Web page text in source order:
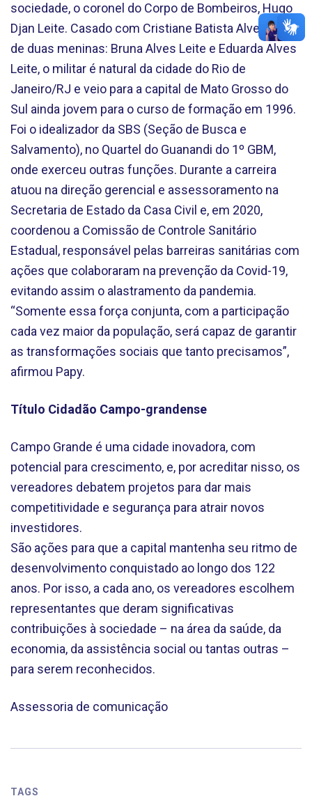
sociedade, o coronel do Corpo de Bombeiros, Hugo
Djan Leite. Casado com Cristiane Batista Alves e pai
de duas meninas: Bruna Alves Leite e Eduarda Alves
Leite, o militar é natural da cidade do Rio de
Janeiro/RJ e veio para a capital de Mato Grosso do
Sul ainda jovem para o curso de formação em 1996.
Foi o idealizador da SBS (Seção de Busca e
Salvamento), no Quartel do Guanandi do 1º GBM,
onde exerceu outras funções. Durante a carreira
atuou na direção gerencial e assessoramento na
Secretaria de Estado da Casa Civil e, em 2020,
coordenou a Comissão de Controle Sanitário
Estadual, responsável pelas barreiras sanitárias com
ações que colaboraram na prevenção da Covid-19,
evitando assim o alastramento da pandemia.
“Somente essa força conjunta, com a participação
cada vez maior da população, será capaz de garantir
as transformações sociais que tanto precisamos”,
afirmou Papy.
Título Cidadão Campo-grandense
Campo Grande é uma cidade inovadora, com
potencial para crescimento, e, por acreditar nisso, os
vereadores debatem projetos para dar mais
competitividade e segurança para atrair novos
investidores.
São ações para que a capital mantenha seu ritmo de
desenvolvimento conquistado ao longo dos 122
anos. Por isso, a cada ano, os vereadores escolhem
representantes que deram significativas
contribuições à sociedade – na área da saúde, da
economia, da assistência social ou tantas outras –
para serem reconhecidos.
Assessoria de comunicação
TAGS